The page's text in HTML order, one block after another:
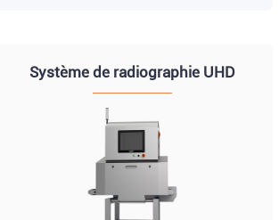
Système de radiographie UHD